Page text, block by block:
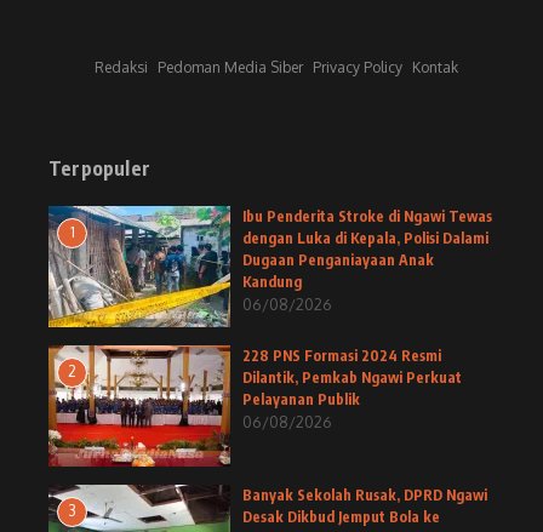
Redaksi Pedoman Media Siber Privacy Policy Kontak
Terpopuler
1
Ibu Penderita Stroke di Ngawi Tewas
dengan Luka di Kepala, Polisi Dalami
Dugaan Penganiayaan Anak
Kandung
06/08/2026
2
228 PNS Formasi 2024 Resmi
Dilantik, Pemkab Ngawi Perkuat
Pelayanan Publik
06/08/2026
3
Banyak Sekolah Rusak, DPRD Ngawi
Desak Dikbud Jemput Bola ke